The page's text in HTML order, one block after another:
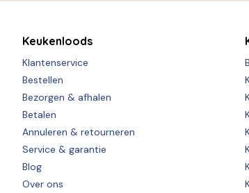
Keukenloods
Klantenservice
Bestellen
Bezorgen & afhalen
Betalen
Annuleren & retourneren
Service & garantie
Blog
Over ons